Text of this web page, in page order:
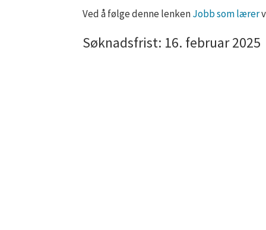
Ved å følge denne lenkenJobb som lærer
Søknadsfrist: 16. februar 2025